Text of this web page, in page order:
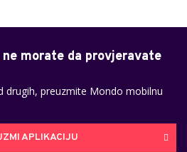
morate da provjeravate
drugih, preuzmite Mondo mobilnu
APLIKACIJU